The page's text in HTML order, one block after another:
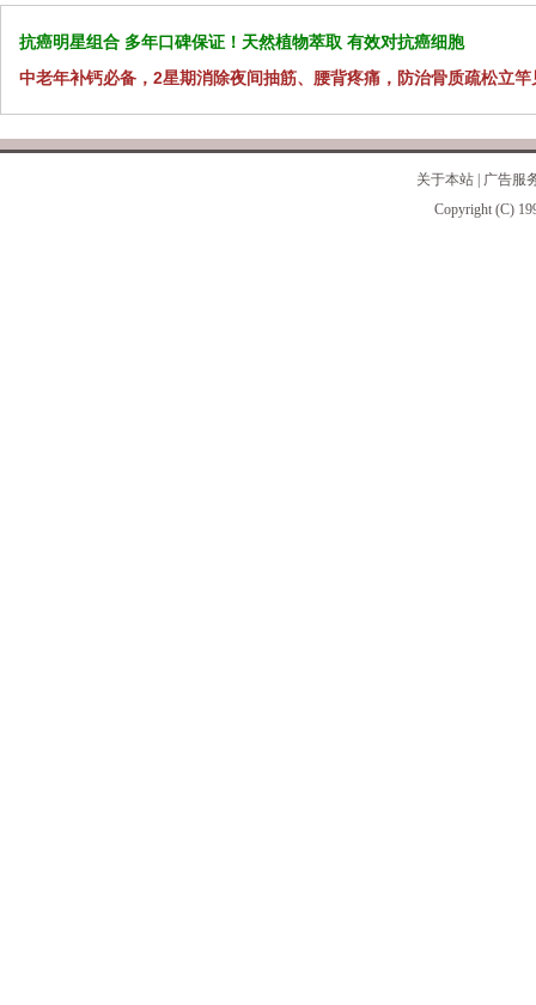
抗癌明星组合 多年口碑保证！天然植物萃取 有效对抗癌细胞
中老年补钙必备，2星期消除夜间抽筋、腰背疼痛，防治骨质疏松立竿
关于本站
广告服
Copyright (C)